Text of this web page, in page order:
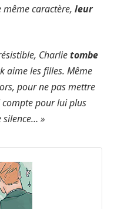
même caractère, leur
Charlietombe
aime les filles. Même
pour ne pas mettre
pour lui plus
silence… »